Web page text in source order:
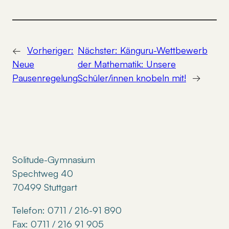
← Vorheriger:
Neue
Pausenregelung
Nächster: Känguru-Wettbewerb
der Mathematik: Unsere
Schüler/innen knobeln mit!
→
Solitude-Gymnasium
Spechtweg 40
70499 Stuttgart
Telefon: 0711 / 216-91 890
Fax: 0711 / 216 91 905